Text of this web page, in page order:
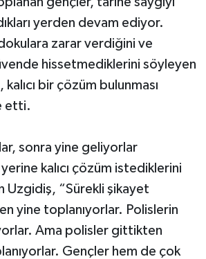
yerden devam ediyor.
zarar verdiğini ve
hissetmediklerini söyleyen
bir çözüm bulunması
etti.
sonra yine geliyorlar
kalıcı çözüm istediklerini
Uzgidiş, “Sürekli şikayet
yine toplanıyorlar. Polislerin
Ama polisler gittikten
Gençler hem de çok